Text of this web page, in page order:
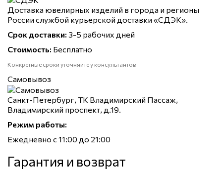
Доставка ювелирных изделий в города и регионы
России службой курьерской доставки «СДЭК».
Срок доставки: 3-5 рабочих дней
Стоимость: Бесплатно
Конкретные сроки уточняйте у консультантов
Самовывоз
Санкт-Петербург, ТК Владимирский Пассаж,
Владимирский проспект, д.19.
Режим работы:
Ежедневно с 11:00 до 21:00
Гарантия и возврат